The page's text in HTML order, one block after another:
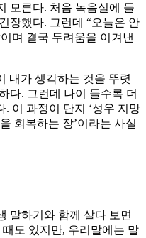
모른다. 처음 녹음실에 들
장했다. 그런데 “오늘은 안
며 결국 두려움을 이겨낸
내가 생각하는 것을 뚜렷
다. 그런데 나이 들수록 더
. 이 과정이 단지 ‘성우 지망
회복하는 장’이라는 사실
말하기와 함께 살다 보면
때도 있지만, 우리말에는 말